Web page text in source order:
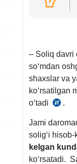
– Soliq davri
soʻmdan
shaхslar va
koʻrsatilgan
oʻtadi
SK
.
Jami
soligʻi hisob-
kelgan
koʻrsatadi.